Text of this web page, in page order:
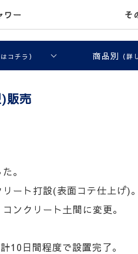
ワー そ
コチラ） 商品別 （詳
販売
。
ート打設(表面コテ仕上げ)。
ンクリート土間に変更。
10日間程度で設置完了。